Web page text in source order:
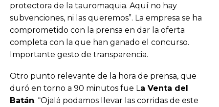
protectora de la tauromaquia. Aquí no hay
subvenciones, ni las queremos”. La empresa se ha
comprometido con la prensa en dar la oferta
completa con la que han ganado el concurso.
Importante gesto de transparencia.
Otro punto relevante de la hora de prensa, que
duró en torno a 90 minutos fue La Venta del
Batán. “Ojalá podamos llevar las corridas de este